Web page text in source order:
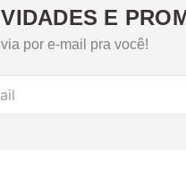
E
por e-mail pra você!